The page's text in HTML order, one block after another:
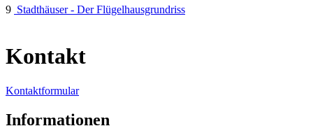
9 Stadthäuser - Der Flügelhausgrundriss
Kontakt
Kontaktformular
Informationen